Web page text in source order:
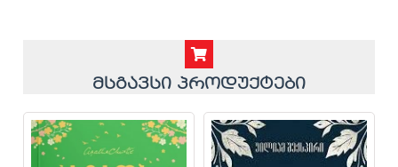
მსგავსი პროდუქტები